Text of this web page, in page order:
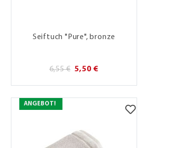
Seiftuch "Pure", bronze
6,55 € 5,50 €
ANGEBOT!